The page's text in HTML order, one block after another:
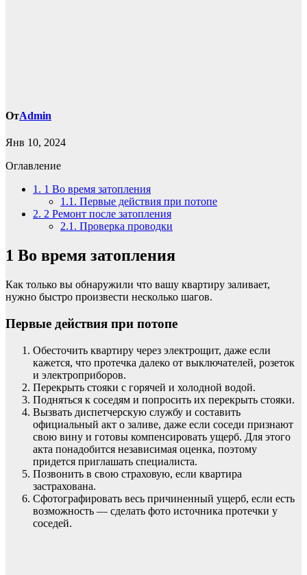
ОтAdmin
Янв 10, 2024
Оглавление
1. 1 Во время затопления
1.1. Первые действия при потопе
2. 2 Ремонт после затопления
2.1. Проверка проводки
1 Во время затопления
Как только вы обнаружили что вашу квартиру заливает,
нужно быстро произвести несколько шагов.
Первые действия при потопе
Обесточить квартиру через электрощит, даже если
кажется, что протечка далеко от выключателей, розеток
и электроприборов.
Перекрыть стояки с горячей и холодной водой.
Подняться к соседям и попросить их перекрыть стояки.
Вызвать диспетчерскую службу и составить
официальный акт о заливе, даже если соседи признают
свою вину и готовы компенсировать ущерб. Для этого
акта понадобится независимая оценка, поэтому
придется приглашать специалиста.
Позвонить в свою страховую, если квартира
застрахована.
Сфотографировать весь причиненный ущерб, если есть
возможность — сделать фото источника протечки у
соседей.